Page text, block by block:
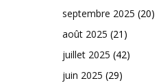
septembre 2025 (20)
août 2025 (21)
juillet 2025 (42)
juin 2025 (29)